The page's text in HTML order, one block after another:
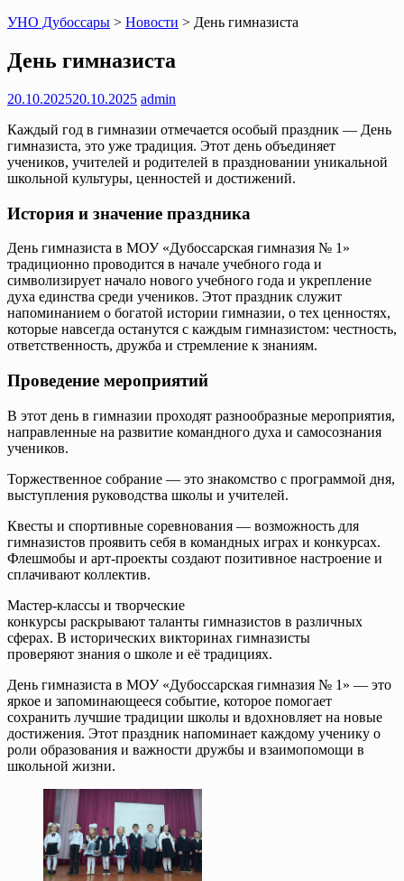
УНО Дубоссары > Новости > День гимназиста
День гимназиста
20.10.202520.10.2025 admin
Каждый год в гимназии отмечается особый праздник — День
гимназиста, это уже традиция. Этот день объединяет
учеников, учителей и родителей в праздновании уникальной
школьной культуры, ценностей и достижений.
История и значение праздника
День гимназиста в МОУ «Дубоссарская гимназия № 1»
традиционно проводится в начале учебного года и
символизирует начало нового учебного года и укрепление
духа единства среди учеников. Этот праздник служит
напоминанием о богатой истории гимназии, о тех ценностях,
которые навсегда останутся с каждым гимназистом: честность,
ответственность, дружба и стремление к знаниям.
Проведение мероприятий
В этот день в гимназии проходят разнообразные мероприятия,
направленные на развитие командного духа и самосознания
учеников.
Торжественное собрание — это знакомство с программой дня,
выступления руководства школы и учителей.
Квесты и спортивные соревнования — возможность для
гимназистов проявить себя в командных играх и конкурсах.
Флешмобы и арт-проекты создают позитивное настроение и
сплачивают коллектив.
Мастер-классы и творческие
конкурсы раскрывают таланты гимназистов в различных
сферах. В исторических викторинах гимназисты
проверяют знания о школе и её традициях.
День гимназиста в МОУ «Дубоссарская гимназия № 1» — это
яркое и запоминающееся событие, которое помогает
сохранить лучшие традиции школы и вдохновляет на новые
достижения. Этот праздник напоминает каждому ученику о
роли образования и важности дружбы и взаимопомощи в
школьной жизни.